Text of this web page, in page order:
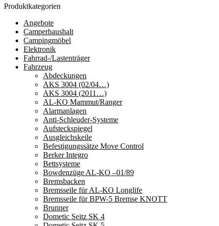
Produktkategorien
Angebote
Camperhaushalt
Campingmöbel
Elektronik
Fahrrad-/Lastenträger
Fahrzeug
Abdeckungen
AKS 3004 (02/04…)
AKS 3004 (2011…)
AL-KO Mammut/Ranger
Alarmanlagen
Anti-Schleuder-Systeme
Aufsteckspiegel
Ausgleichskeile
Befestigungssätze Move Control
Berker Integro
Bettsysteme
Bowdenzüge AL-KO –01/89
Bremsbacken
Bremsseile für AL-KO Longlife
Bremsseile für BPW-5 Bremse KNOTT
Brunner
Dometic Seitz SK 4